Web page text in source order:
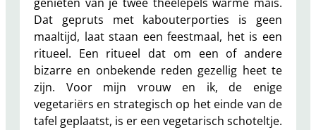
genieten van je twee theelepels warme mais.
Dat gepruts met kabouterporties is geen
maaltijd, laat staan een feestmaal, het is een
ritueel. Een ritueel dat om een of andere
bizarre en onbekende reden gezellig heet te
zijn. Voor mijn vrouw en ik, de enige
vegetariërs en strategisch op het einde van de
tafel geplaatst, is er een vegetarisch schoteltje.